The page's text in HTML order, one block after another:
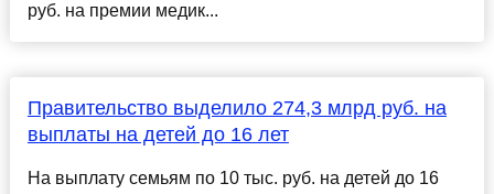
руб. на премии медик...
Правительство выделило 274,3 млрд руб. на
выплаты на детей до 16 лет
На выплату семьям по 10 тыс. руб. на детей до 16